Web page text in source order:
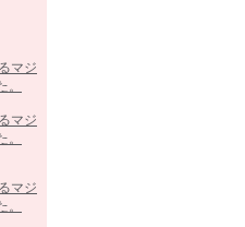
マジ
マジ
マジ